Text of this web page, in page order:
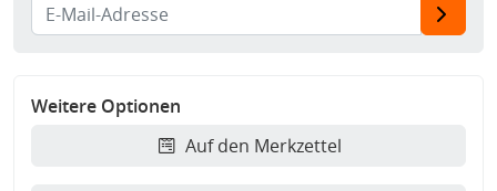
Weitere Optionen
Auf den Merkzettel